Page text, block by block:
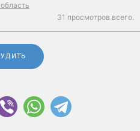
31 просмотров всего.